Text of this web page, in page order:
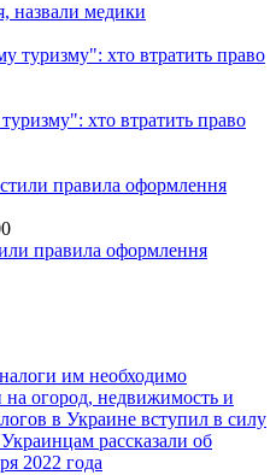
назвали медики
хто втратить право
правила оформлення
им необходимо
на огород, недвижимость и
в Украине вступил в силу
рассказали об
2022 года